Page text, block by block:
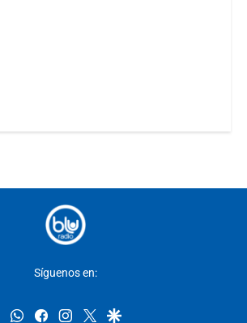
Síguenos en:
whatsappfacebookinstagram
twittergoogle